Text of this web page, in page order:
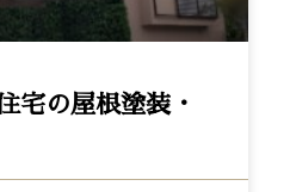
宅の屋根塗装・